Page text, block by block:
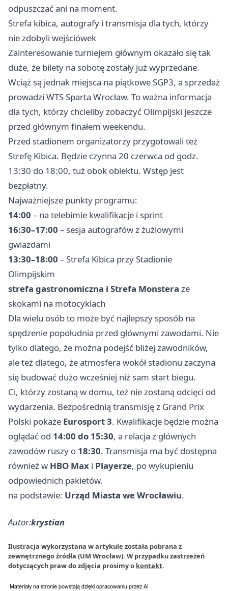
odpuszczać ani na moment.
Strefa kibica, autografy i transmisja dla tych, którzy
nie zdobyli wejściówek
Zainteresowanie turniejem głównym okazało się tak
duże, że bilety na sobotę zostały już wyprzedane.
Wciąż są jednak miejsca na piątkowe SGP3, a sprzedaż
prowadzi WTS Sparta Wrocław. To ważna informacja
dla tych, którzy chcieliby zobaczyć Olimpijski jeszcze
przed głównym finałem weekendu.
Przed stadionem organizatorzy przygotowali też
Strefę Kibica. Będzie czynna 20 czerwca od godz.
13:30 do 18:00, tuż obok obiektu. Wstęp jest
bezpłatny.
Najważniejsze punkty programu:
14:00 – na telebimie kwalifikacje i sprint
16:30–17:00 – sesja autografów z żużlowymi
gwiazdami
13:30–18:00 – Strefa Kibica przy Stadionie
Olimpijskim
strefa gastronomiczna i Strefa Monstera ze
skokami na motocyklach
Dla wielu osób to może być najlepszy sposób na
spędzenie popołudnia przed głównymi zawodami. Nie
tylko dlatego, że można podejść bliżej zawodników,
ale też dlatego, że atmosfera wokół stadionu zaczyna
się budować dużo wcześniej niż sam start biegu.
Ci, którzy zostaną w domu, też nie zostaną odcięci od
wydarzenia. Bezpośrednią transmisję z Grand Prix
Polski pokaże Eurosport 3. Kwalifikacje będzie można
oglądać od 14:00 do 15:30, a relacja z głównych
zawodów ruszy o 18:30. Transmisja ma być dostępna
również w HBO Max i Playerze, po wykupieniu
odpowiednich pakietów.
na podstawie: Urząd Miasta we Wrocławiu.
Autor:krystian
Ilustracja wykorzystana w artykule została pobrana z
zewnętrznego źródła (UM Wrocław). W przypadku zastrzeżeń
dotyczących praw do zdjęcia prosimy o kontakt.